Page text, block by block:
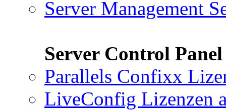
Server Management
Server Control
Parallels Confixx
LiveConfig Lizenzen